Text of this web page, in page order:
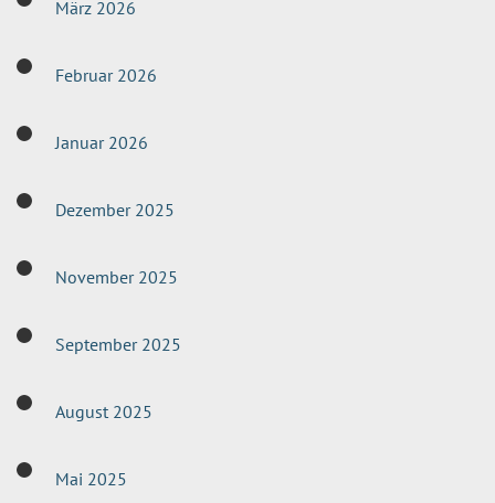
März 2026
Februar 2026
Januar 2026
Dezember 2025
November 2025
September 2025
August 2025
Mai 2025